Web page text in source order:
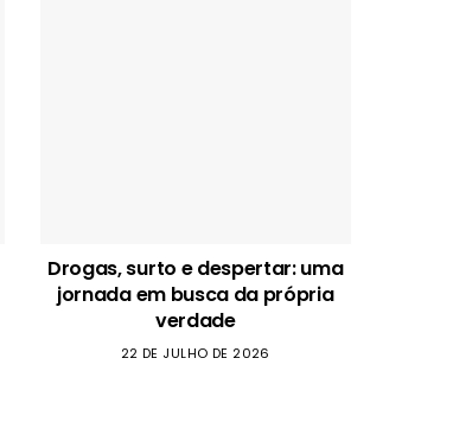
Drogas, surto e despertar: uma
jornada em busca da própria
verdade
22 DE JULHO DE 2026